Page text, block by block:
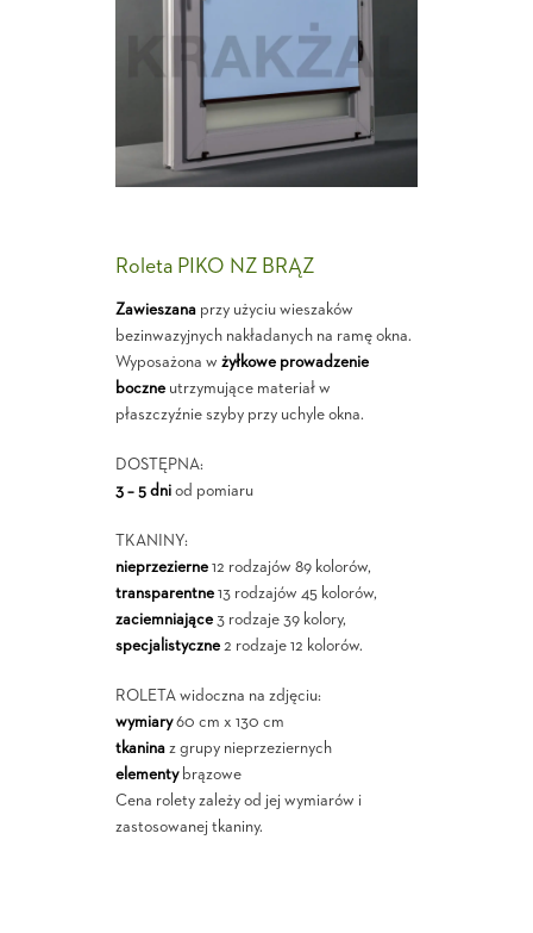
Roleta PIKO NZ BRĄZ
Zawieszanaprzy użyciu wieszaków
bezinwazyjnych nakładanych na ramę okna.
Wyposażona w żyłkowe prowadzenie
boczneutrzymujące materiał w
płaszczyźnie szyby przy uchyle okna.
DOSTĘPNA:
3 – 5 dniod pomiaru
TKANINY:
nieprzezierne12 rodzajów 89 kolorów,
transparentne13 rodzajów 45 kolorów,
zaciemniające3 rodzaje 39 kolory,
specjalistyczne2 rodzaje 12 kolorów.
ROLETA widoczna na zdjęciu:
wymiary60 cm x 130 cm
tkaninaz grupy nieprzeziernych
elementybrązowe
Cena rolety zależy od jej wymiarów i
zastosowanej tkaniny.